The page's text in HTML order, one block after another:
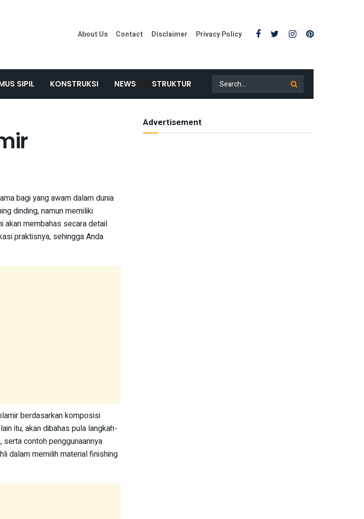
About Us Contact Disclaimer Privacy Policy
SIPIL KONSTRUKSI NEWS STRUKTUR
bagi yang awam dalam dunia
dinding, namun memiliki
akan membahas secara detail
praktisnya, sehingga Anda
berdasarkan komposisi
itu, akan dibahas pula langkah-
serta contoh penggunaannya
dalam memilih material finishing
Advertisement